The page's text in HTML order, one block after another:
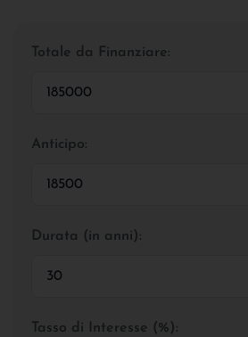
Totale da Finanziare:
Anticipo:
Durata (in anni):
Tasso di Interesse (%):